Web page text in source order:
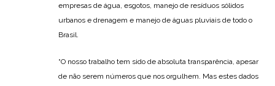
empresas de água, esgotos, manejo de resíduos sólidos
urbanos e drenagem e manejo de águas pluviais de todo o
Brasil.
“O nosso trabalho tem sido de absoluta transparência, apesar
de não serem números que nos orgulhem. Mas estes dados